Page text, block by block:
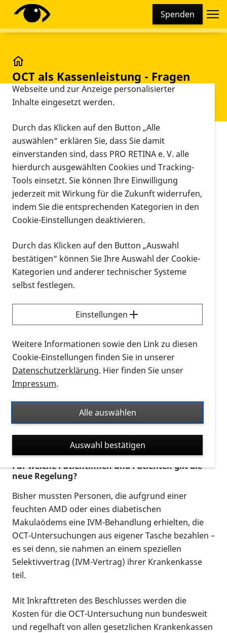
Spenden
OCT als Kassenleistung - Fragen
und Fallstricke brauchen
Lösungen
Vorlesen
Bonn. Seit dem 1. Oktober 2019 ist die optische
Kohärenztomografie (OCT) zur Diagnostik und
Steuerung der intravitrealen
Injektionsbehandlung (IVM) bei feuchter
altersabhängiger Makula-Degeneration (AMD)
und beim diabetischen Makulaödem (DMÖ) eine
Der Bewertungsausschuss, bestehend aus
Vertreterinnen und Vertretern der Kassenärztlichen
Vereinigungen und Krankenkassen, hat hierzu
Bewertungsmaßstab (EBM) festgelegt. Damit wurde
ein Beschluss des Gemeinsamen
umgesetzt.
PRO RETINA Deutschland e. V. begrüßt die
praktische Umsetzung dieser längst überfälligen
Regelung ausdrücklich. Sie bedeutet eine spürbare
Entlastung für betroffene Patientinnen und
Patienten, die bisher häufig die Kosten für die OCT-
Untersuchung selbst tragen mussten.
Für welche Patientinnen und Patienten gilt die
neue Regelung?
Bisher mussten Personen, die aufgrund einer
feuchten AMD oder eines diabetischen
Makulaödems eine IVM-Behandlung erhielten, die
OCT-Untersuchungen aus eigener Tasche bezahlen –
es sei denn, sie nahmen an einem speziellen
Selektivvertrag (IVM-Vertrag) ihrer Krankenkasse
teil.
Mit Inkrafttreten des Beschlusses werden die
Kosten für die OCT-Untersuchung nun bundesweit
und regelhaft von allen gesetzlichen Krankenkassen
Diese Webseite setzt verschiedene Cookies und
Tracking-Tools ein. Dies beinhaltet Cookies und
technisch notwendig sind, die zu statistischen
Zwecken sowie zur besseren Bedienbarkeit der
Webseite und zur Anzeige personalisierter
Inhalte eingesetzt werden.
Durch das Klicken auf den Button „Alle
auswählen“ erklären Sie, dass Sie damit
einverstanden sind, dass PRO RETINA e. V. alle
hierdurch ausgewählten Cookies und Tracking-
Tools einsetzt. Sie können Ihre Einwilligung
jederzeit mit Wirkung für die Zukunft widerrufen,
indem Sie die entsprechenden Kategorien in den
Cookie-Einstellungen deaktivieren.
Durch das Klicken auf den Button „Auswahl
bestätigen“ können Sie Ihre Auswahl der Cookie-
Kategorien und anderer technischer Systeme
selbst festlegen.
Einstellungen
Weitere Informationen sowie den Link zu diesen
Cookie-Einstellungen finden Sie in unserer
Datenschutzerklärung. Hier finden Sie unser
Impressum.
Alle auswählen
Auswahl bestätigen